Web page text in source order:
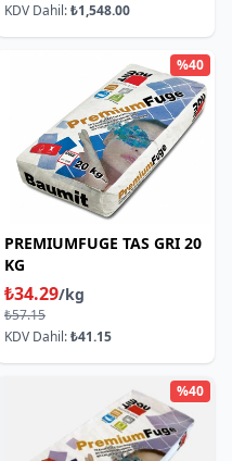
KDV Dahil:₺1,548.00
%40
PREMIUMFUGE TAS GRI 20
KG
₺34.29/kg
₺57.15
KDV Dahil:₺41.15
%40